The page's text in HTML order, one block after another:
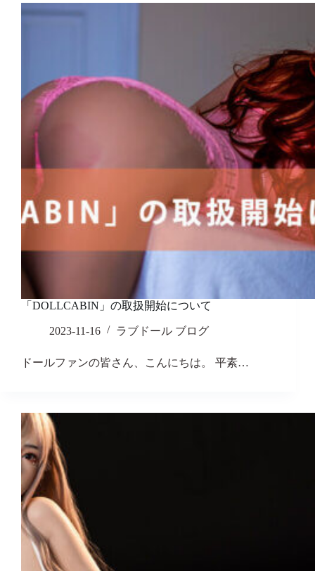
「DOLLCABIN」の取扱開始について
2023-11-16 ラブドール ブログ
ドールファンの皆さん、こんにちは。 平素…